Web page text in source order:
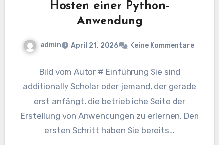
Hosten einer Python-
Anwendung
admin April 21, 2026 Keine Kommentare
Bild vom Autor # Einführung Sie sind
additionally Scholar oder jemand, der gerade
erst anfängt, die betriebliche Seite der
Erstellung von Anwendungen zu erlernen. Den
ersten Schritt haben Sie bereits…